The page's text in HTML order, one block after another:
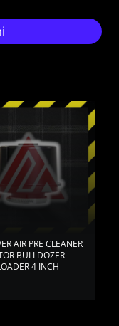
AIR PRE CLEANER
BULLDOZER
4 INCH